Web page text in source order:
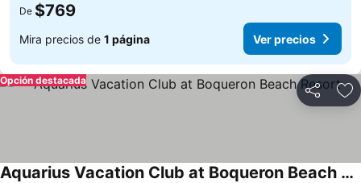
De $769
Mira precios de 1 página Ver precios
Compartir
Opción destacada
Aquarius Vacation Club at Boqueron Beach Resort